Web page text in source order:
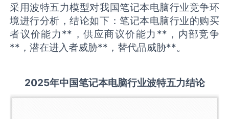
采用波特五力模型对我国笔记本电脑行业竞争环
境进行分析，结论如下：笔记本电脑行业的购买
者议价能力**，供应商议价能力**，内部竞争
**，潜在进入者威胁**，替代品威胁**。
2025年中国笔记本电脑行业波特五力结论